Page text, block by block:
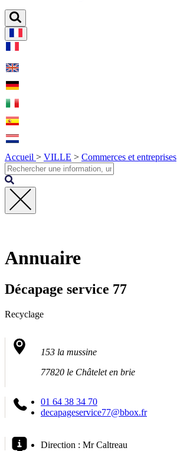
Accueil > VILLE > Commerces et entreprises
Fermer
Annuaire
Décapage service 77
Recyclage
153 la mussine
77820 le Châtelet en brie
01 64 38 34 70
decapageservice77@bbox.fr
Direction : Mr Caltreau